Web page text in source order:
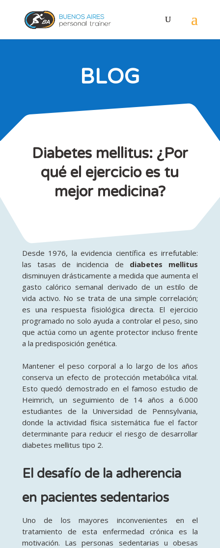
BLOG
Diabetes mellitus: ¿Por
qué el ejercicio es tu
mejor medicina?
Desde 1976, la evidencia científica es irrefutable:
las tasas de incidencia de diabetes mellitus
disminuyen drásticamente a medida que aumenta el
gasto calórico semanal derivado de un estilo de
vida activo. No se trata de una simple correlación;
es una respuesta fisiológica directa. El ejercicio
programado no solo ayuda a controlar el peso, sino
que actúa como un agente protector incluso frente
a la predisposición genética.
Mantener el peso corporal a lo largo de los años
conserva un efecto de protección metabólica vital.
Esto quedó demostrado en el famoso estudio de
Heimrich, un seguimiento de 14 años a 6.000
estudiantes de la Universidad de Pennsylvania,
donde la actividad física sistemática fue el factor
determinante para reducir el riesgo de desarrollar
diabetes mellitus tipo 2.
El desafío de la adherencia
en pacientes sedentarios
Uno de los mayores inconvenientes en el
tratamiento de esta enfermedad crónica es la
motivación. Las personas sedentarias u obesas